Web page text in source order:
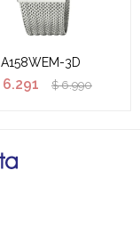
A158WEM-3D
6.291 $ 6.990